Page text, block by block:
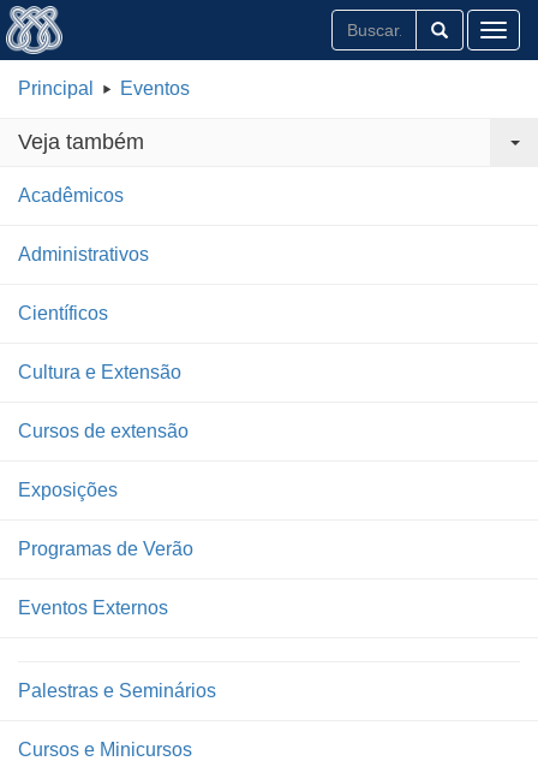
Principal Eventos
Veja também
Acadêmicos
Administrativos
Científicos
Cultura e Extensão
Cursos de extensão
Exposições
Programas de Verão
Eventos Externos
Palestras e Seminários
Cursos e Minicursos